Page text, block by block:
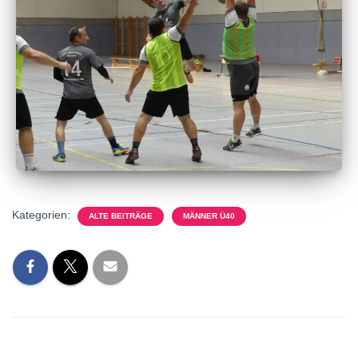
Kategorien: ALTE BEITRÄGE MÄNNER Ü40